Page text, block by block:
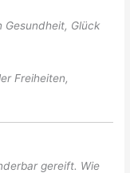
Glück
Freiheiten,
gereift. Wie